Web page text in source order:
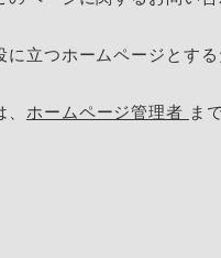
立つホームページとす
ホームページ管理者 ま